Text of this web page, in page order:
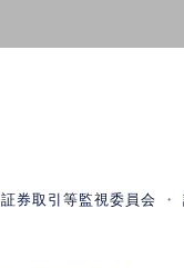
証券取引等監視委員会